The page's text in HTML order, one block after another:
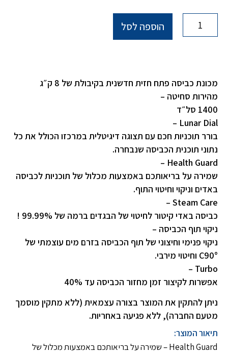
הוספה לסל
מכונת כביסה פתח חזית חדשנית בקיבולת של 8 ק״ג
מהירות סחיטה –
1400 סל״ד
Lunar Dial –
בורר תוכניות חכם עם תצוגה דיגיטלית במרכזו הכולל את כל
נתוני תוכנית הכביסה שנבחרה.
Health Guard –
שמירה על בריאותכם באמצעות מכלול של תוכניות לכביסה
באדים וניקוי וחיטוי התוף.
Steam Care –
כביסה באדי קיטור לחיטוי של הבגדים ברמה של 99.99% !
ניקוי תוף הכביסה –
ניקוי פנימי וחיצוני של תוף הכביסה בזרם מים עוצמתי של
C90° וחיטוי מירבי.
Turbo –
אפשרות לקיצור זמן מחזור הכביסה עד 40%
ניתן להתקין את המוצר בצורה עצמאית (ללא מתקין מוסמך
מטעם החברה), ללא פגיעה באחריות.
תיאור המוצר:
Health Guard – שמירה על בריאותכם באמצעות מכלול של